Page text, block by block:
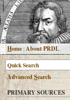
Home|About PRDL
AdvancedSearch
PRIMARY SOURCES